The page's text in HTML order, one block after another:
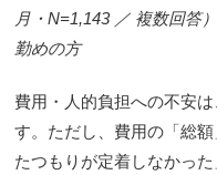
月・N=1,143 ／ 複数回
勤めの方
費用・人的負担への不安
す。ただし、費用の「総
たつもりが定着しなかっ